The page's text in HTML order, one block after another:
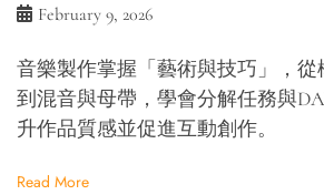
February 9, 2026
音樂製作掌握「藝術與技巧」，
到混音與母帶，學會分解任務與
升作品質感並促進互動創作。
Read More